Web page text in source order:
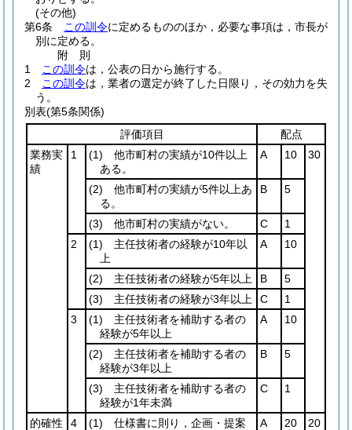
(その他)
第6条
この訓令に定めるもののほか，必要な事項は，市長が
別に定める。
附 則
1
この訓令は，公表の日から施行する。
2
この訓令は，業者の選定が終了した日限り，その効力を失
う。
別表(第5条関係)
評価項目
配点
業務実
績
1 (1) 他市町村の実績が10件以上
ある。
A 10 30
(2) 他市町村の実績が5件以上あ
る。
B 5
(3) 他市町村の実績がない。 C
1
2
(1) 主任技術者の経験が10年以
上
A 10
(2) 主任技術者の経験が5年以上 B
5
(3) 主任技術者の経験が3年以上 C
1
3
(1) 主任技術者を補助する者の
経験が5年以上
A 10
(2) 主任技術者を補助する者の
経験が3年以上
B 5
(3) 主任技術者を補助する者の
経験が1年未満
C 1
的確性 4 (1) 仕様書に則り，企画・提案
A 20 20